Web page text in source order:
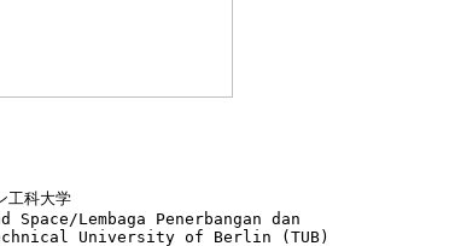
工科大学
Lembaga Penerbangan dan
University of Berlin (TUB)